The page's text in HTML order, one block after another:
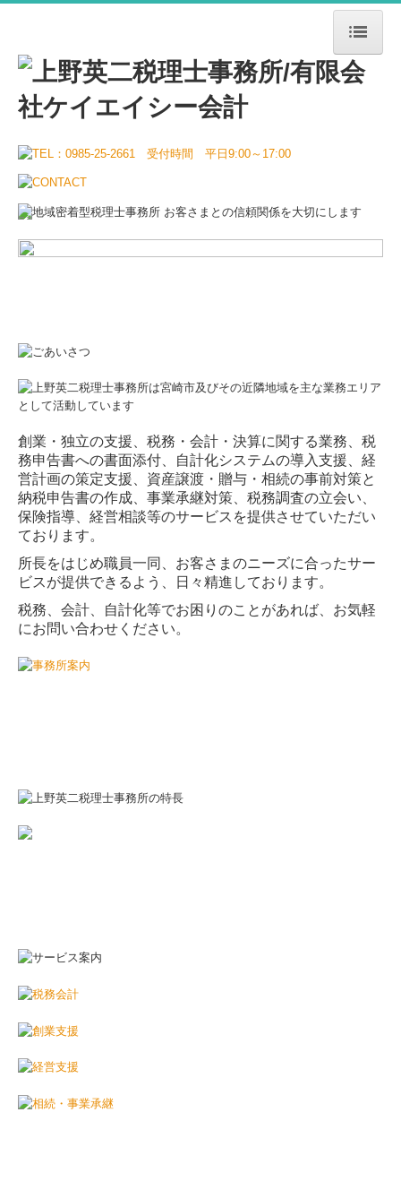
ホーム
事務所案内
採用情報
スタッフの1日
税理士を検討中の方
創業・独立の支援、税務・会計・決算に関する業務、税
務申告書への書面添付、自計化システムの導入支援、経
営計画の策定支援、資産譲渡・贈与・相続の事前対策と
納税申告書の作成、事業承継対策、税務調査の立会い、
保険指導、経営相談等のサービスを提供させていただい
ております。
所長をはじめ職員一同、お客さまのニーズに合ったサー
ビスが提供できるよう、日々精進しております。
税務、会計、自計化等でお困りのことがあれば、お気軽
にお問い合わせください。